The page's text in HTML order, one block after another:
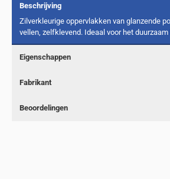
Beschrijving
Zilverkleurige oppervlakken van glanzende
vellen, zelfklevend. Ideaal voor het
Eigenschappen
Fabrikant
Beoordelingen